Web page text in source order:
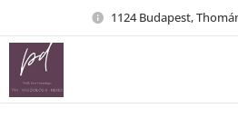
1124 Budapest,